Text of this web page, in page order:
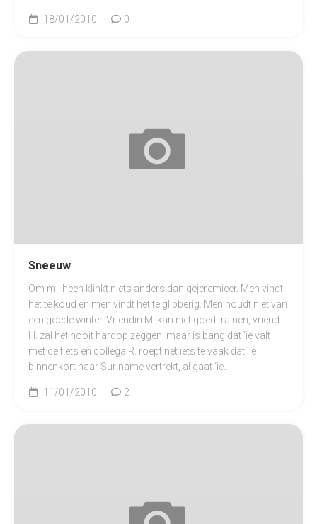
18/01/2010 0
Sneeuw
Om mij heen klinkt niets anders dan gejeremieer. Men vindt
het te koud en men vindt het te glibberig. Men houdt niet van
een goede winter. Vriendin M. kan niet goed trainen, vriend
H. zal het nooit hardop zeggen, maar is bang dat ‘ie valt
met de fiets en collega R. roept net iets te vaak dat ‘ie
binnenkort naar Suriname vertrekt, al gaat ‘ie...
11/01/2010 2